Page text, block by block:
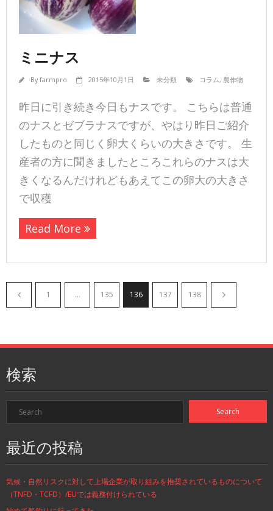
ミニナス
Byfarmpro 2015年10月1日 未分類 コラム, 農作物
昨日に引き続き今日もナスです。 こちらは普通
のナスとゼブラナスですが、やはり昨日ご紹介
したものと同じく卵大くらいの大きさです。 生
産者の方に聞きましたところこれらのナスは大
きくなるんだけれどもあえてこの卵大の大きさ
で収穫
Read More
1 … 135 136 137 138
検索
最近の投稿
気候・自然リスクに対して上場企業が取り組みを推奨されているものについて
（TNFD・TCFD）/EUでは義務付けられている